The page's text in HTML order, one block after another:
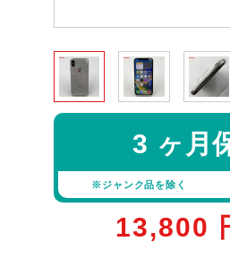
3 ヶ月
※ジャンク品を除く
13,800